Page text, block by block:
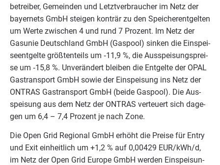
be­trei­ber, Gemein­den und Letzt­ver­brau­cher im Netz der
bay­ern­ets GmbH stei­gen kon­trär zu den Spei­cher­ent­gel­ten
um Wer­te zwi­schen 4 und rund 7 Pro­zent. Im Netz der
Gas­unie Deutsch­land GmbH (Gas­pool) sin­ken die Ein­spei­
se­ent­gel­te größ­ten­teils um ‑11 ,9 %, die Aus­spei­sungs­prei­
se um ‑15,8 %. Unver­än­dert blei­ben die Ent­gel­te der OPAL
Gas­trans­port GmbH sowie der Ein­spei­sung ins Netz der
ONTRAS Gas­trans­port GmbH (bei­de Gas­pool). Die Aus­
spei­sung aus dem Netz der ONTRAS ver­teu­ert sich dage­
gen um 6,4 – 7,4 Pro­zent je nach Zone.
Die Open Grid Regio­nal GmbH erhöht die Prei­se für Ent­ry
und Exit ein­heit­lich um +1 ,2 % auf 0,00429 EUR/​kWh/​d,
im Netz der Open Grid Euro­pe GmbH wer­den Ein­spei­sun­